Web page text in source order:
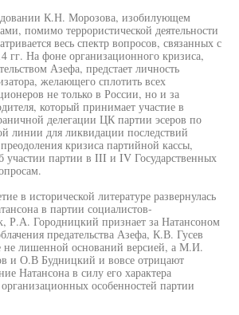
К.Н. Морозова, изобилующем
помимо террористической деятельности
весь спектр вопросов, связанных с
гг. На фоне организационного кризиса,
Азефа, предстает личность
желающего сплотить всех
не только в России, но и за
который принимает участие в
делегации ЦК партии эсеров по
линии для ликвидации последствий
кризиса партийной кассы,
участии партии в III и IV Государственных
в исторической литературе развернулась
в партии социалистов-
Р.А. Городницкий признает за Натансоном
предательства Азефа, К.В. Гусев
не лишенной оснований версией, а М.И.
и О.В Будницкий и вовсе отрицают
Натансона в силу его характера
особенностей партии